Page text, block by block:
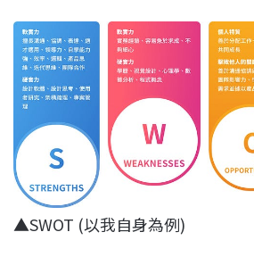
▲SWOT (以我自身為例)